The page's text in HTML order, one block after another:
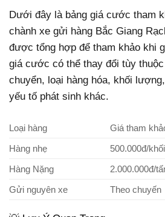
Dưới đây là bảng giá cước tham
chành xe gửi hàng Bắc Giang
được tổng hợp để tham khảo khi
giá cước có thể thay đổi tùy
chuyển, loại hàng hóa, khối
yếu tố phát sinh khác.
Loại hàng
Giá tham
Hàng nhẹ
500.000đ/khối
Hàng Nặng
2.000.000đ/
Gửi nguyên xe
Theo chuyến